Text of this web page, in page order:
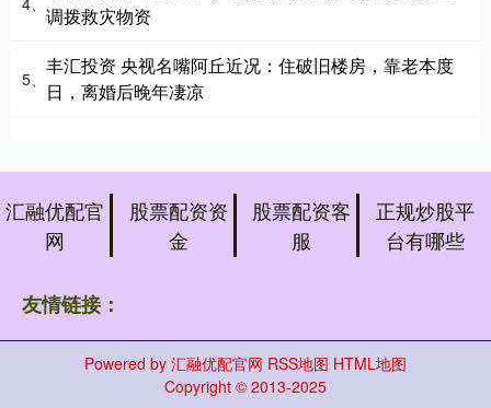
调拨救灾物资
5、
丰汇投资 央视名嘴阿丘近况：住破旧楼房，靠老本度
日，离婚后晚年凄凉
汇融优配官
网
股票配资资
金
股票配资客
服
正规炒股平
台有哪些
友情链接：
Powered by 汇融优配官网 RSS地图 HTML地图
Copyright © 2013-2025